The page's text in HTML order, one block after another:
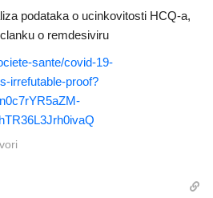
podataka o ucinkovitosti HCQ-a,
o remdesiviru
sante/covid-19-
irrefutable-proof?